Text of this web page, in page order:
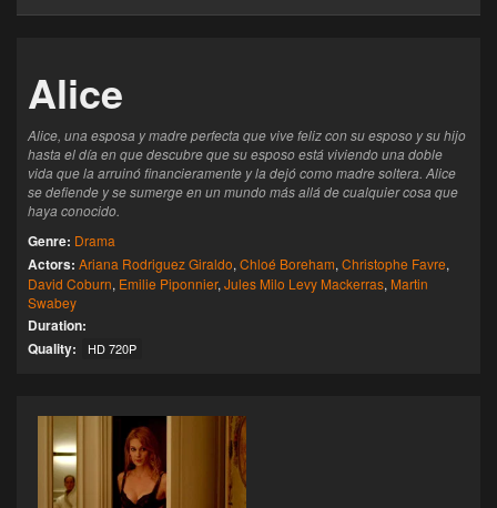
Alice
Alice, una esposa y madre perfecta que vive feliz con su esposo y su hijo
hasta el día en que descubre que su esposo está viviendo una doble
vida que la arruinó financieramente y la dejó como madre soltera. Alice
se defiende y se sumerge en un mundo más allá de cualquier cosa que
haya conocido.
Genre: Drama
Actors: Ariana Rodriguez Giraldo, Chloé Boreham, Christophe Favre,
David Coburn, Emilie Piponnier, Jules Milo Levy Mackerras, Martin
Swabey
Duration:
Quality:
HD 720P